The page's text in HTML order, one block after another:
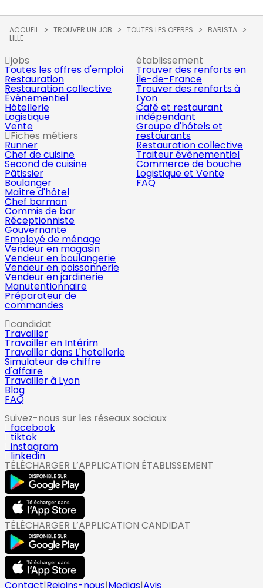
ACCUEIL TROUVER UN JOB TOUTES LES OFFRES
BARISTA
LILLE
jobs
Toutes les offres d'emploi
Restauration
Restauration collective
Évènementiel
Hôtellerie
Logistique
Vente
Fiches métiers
Runner
Chef de cuisine
Second de cuisine
Pâtissier
Boulanger
Maître d'hôtel
Chef barman
Commis de bar
Réceptionniste
Gouvernante
Employé de ménage
Vendeur en magasin
Vendeur en boulangerie
Vendeur en poissonnerie
Vendeur en jardinerie
Manutentionnaire
Préparateur de
commandes
établissement
Trouver des renforts en
Île-de-France
Trouver des renforts à
Lyon
Café et restaurant
indépendant
Groupe d'hôtels et
restaurants
Restauration collective
Traiteur évènementiel
Commerce de bouche
Logistique et Vente
FAQ
candidat
Travailler
Travailler en Intérim
Travailler dans L'hotellerie
Simulateur de chiffre
d'affaire
Travailler à Lyon
Blog
FAQ
Suivez-nous sur les réseaux sociaux
facebook
tiktok
instagram
linkedin
TÉLÉCHARGER L’APPLICATION ÉTABLISSEMENT
TÉLÉCHARGER L’APPLICATION CANDIDAT